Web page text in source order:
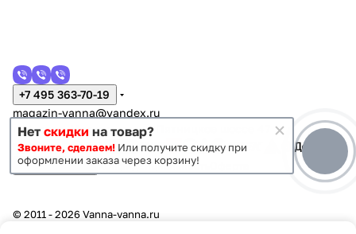
+7 495 363-70-19
magazin-vanna@yandex.ru
г. Москва, Митино, улица Пятницкое шоссе 47
Темная тема Конфиденциальность
© 2011 - 2026 Vanna-vanna.ru
Нет скидки на товар?
Звоните, сделаем! Или получите скидку при
оформлении заказа через корзину!